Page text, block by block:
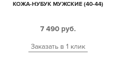
КОЖА-НУБУК МУЖСКИЕ (40-44)
7 490 руб.
Заказать в 1 клик